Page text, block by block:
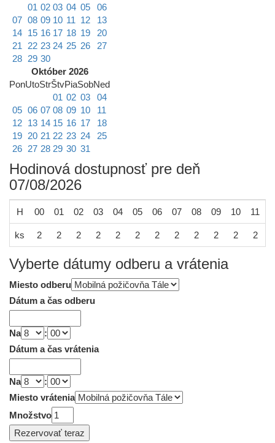
01 02 03 04 05
06
07 08 09 10 11 12
13
14 15 16 17 18 19
20
21
22 23 24 25 26
27
28 29 30
Október 2026
PonUtoStrŠtvPiaSobNed
01 02 03
04
05 06 07 08 09 10
11
12 13 14 15 16 17
18
19 20 21 22 23 24
25
26 27 28 29 30 31
Hodinová dostupnosť pre deň
07/08/2026
H 00 01 02 03 04 05 06 07 08 09 10 11
ks 2 2 2 2 2 2 2 2 2 2 2 2
Vyberte dátumy odberu a vrátenia
Miesto odberu
Dátum a čas odberu
Na
:
Dátum a čas vrátenia
Na
:
Miesto vrátenia
Množstvo